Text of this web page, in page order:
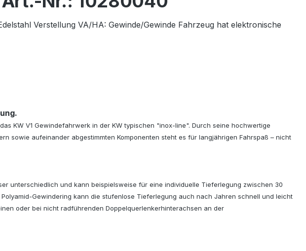
Verstellung VA/HA: Gewinde/Gewinde Fahrzeug hat elektronische
KW V1 Gewindefahrwerk in der KW typischen "inox-line". Durch seine hochwertige
sowie aufeinander abgestimmten Komponenten steht es für langjährigen Fahrspaß – nicht
unterschiedlich und kann beispielsweise für eine individuelle Tieferlegung zwischen 30
Gewindering kann die stufenlose Tieferlegung auch nach Jahren schnell und leicht
oder bei nicht radführenden Doppelquerlenkerhinterachsen an der